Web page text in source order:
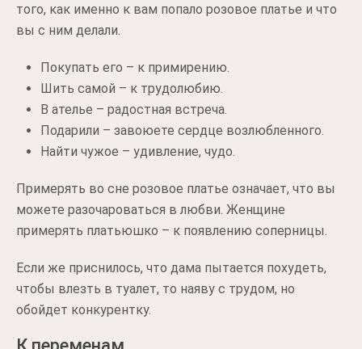
того, как именно к вам попало розовое платье и что
вы с ним делали.
Покупать его – к примирению.
Шить самой – к трудолюбию.
В ателье – радостная встреча.
Подарили – завоюете сердце возлюбленного.
Найти чужое – удивление, чудо.
Примерять во сне розовое платье означает, что вы
можете разочароваться в любви. Женщине
примерять платьюшко – к появлению соперницы.
Если же приснилось, что дама пытается похудеть,
чтобы влезть в туалет, то наяву с трудом, но
обойдет конкурентку.